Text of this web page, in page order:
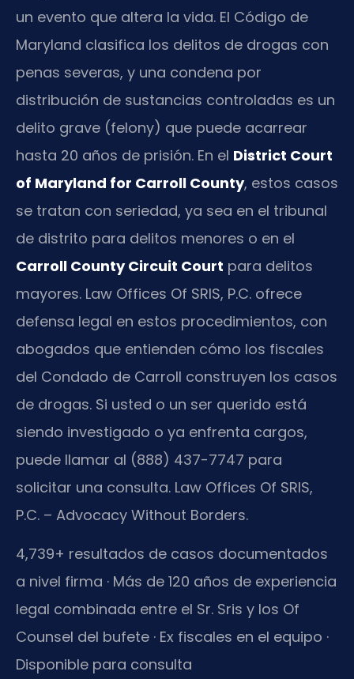
un evento que altera la vida. El Código de
Maryland clasifica los delitos de drogas con
penas severas, y una condena por
distribución de sustancias controladas es un
delito grave (felony) que puede acarrear
hasta 20 años de prisión. En el District Court
of Maryland for Carroll County, estos casos
se tratan con seriedad, ya sea en el tribunal
de distrito para delitos menores o en el
Carroll County Circuit Court para delitos
mayores. Law Offices Of SRIS, P.C. ofrece
defensa legal en estos procedimientos, con
abogados que entienden cómo los fiscales
del Condado de Carroll construyen los casos
de drogas. Si usted o un ser querido está
siendo investigado o ya enfrenta cargos,
puede llamar al (888) 437-7747 para
solicitar una consulta. Law Offices Of SRIS,
P.C. – Advocacy Without Borders.
4,739+ resultados de casos documentados
a nivel firma · Más de 120 años de experiencia
legal combinada entre el Sr. Sris y los Of
Counsel del bufete · Ex fiscales en el equipo ·
Disponible para consulta